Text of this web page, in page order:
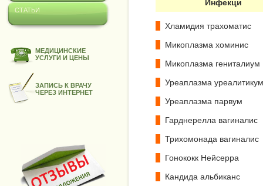
СТАТЬИ
МЕДИЦИНСКИЕ
УСЛУГИ И ЦЕНЫ
ЗАПИСЬ К ВРАЧУ
ЧЕРЕЗ ИНТЕРНЕТ
Инфекци
Хламидия трахоматис
Микоплазма хоминис
Микоплазма гениталиум
Уреаплазма уреалитикум
Уреаплазма парвум
Гарднерелла вагиналис
Трихомонада вагиналис
Гонококк Нейсерра
Кандида альбиканс